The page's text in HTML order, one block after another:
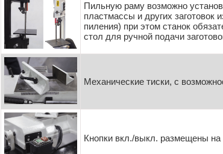
Пильную раму возможно
пластмассы и других заготовок
пиления) при этом станок
стол для ручной подачи
Механические тиски, с
Кнопки вкл./выкл. размещены на